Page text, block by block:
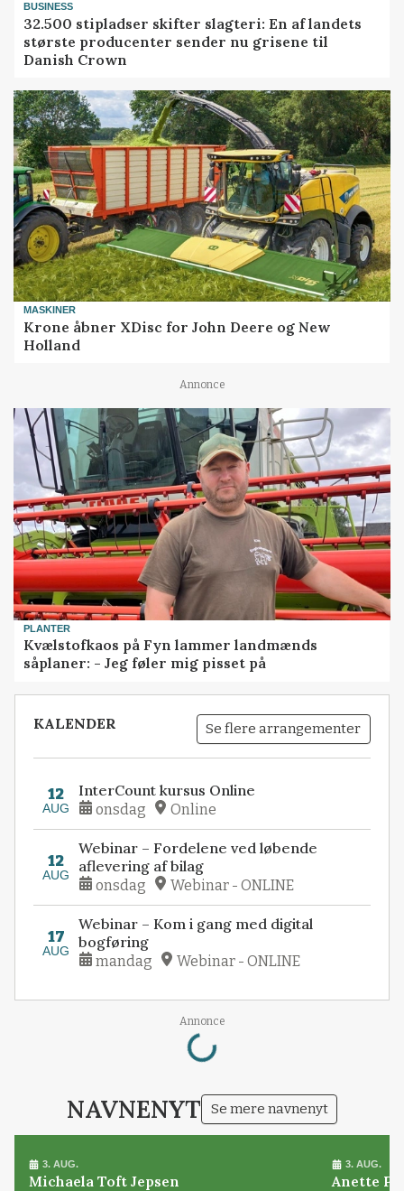
BUSINESS
32.500 stipladser skifter slagteri: En af landets
største producenter sender nu grisene til
Danish Crown
MASKINER
Krone åbner XDisc for John Deere og New
Holland
Annonce
PLANTER
Kvælstofkaos på Fyn lammer landmænds
såplaner: - Jeg føler mig pisset på
KALENDER Se flere arrangementer
12
AUG
InterCount kursus Online
onsdag Online
12
AUG
Webinar – Fordelene ved løbende
aflevering af bilag
onsdag Webinar - ONLINE
17
AUG
Webinar – Kom i gang med digital
bogføring
mandag Webinar - ONLINE
Annonce
Loading...
NAVNENYT Se mere navnenyt
3. AUG.
Michaela Toft Jepsen
3. AUG.
Anette